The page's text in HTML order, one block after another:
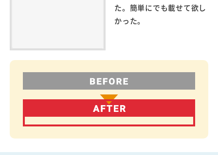
た。簡単にでも載せて欲し
かった。